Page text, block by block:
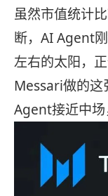
虽然市值统计
断，AI Agent
左右的太阳，正
Messari做的这
Agent接近中场